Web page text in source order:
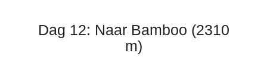
Dag 12: Naar Bamboo (2310
m)